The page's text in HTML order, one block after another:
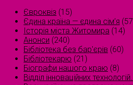
Євроквіз (15)
Єдина країна — єдина сім’я
Історія міста Житомира (14)
Анонси (240)
Бібліотека без бар'єрів (60)
Бібліотекарю (21)
Біографи нашого краю (8)
Відділ інноваційних